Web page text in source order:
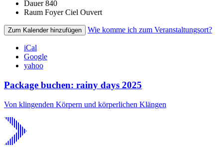
Dauer 840
Raum Foyer Ciel Ouvert
Zum Kalender hinzufügen Wie komme ich zum Veranstaltungsort?
iCal
Google
yahoo
Package buchen: rainy days 2025
Von klingenden Körpern und körperlichen Klängen